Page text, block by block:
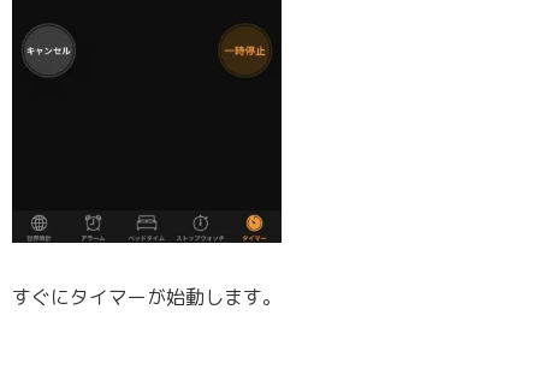
すぐにタイマーが始動します。